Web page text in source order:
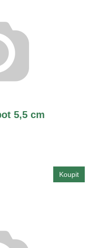
5,5 cm